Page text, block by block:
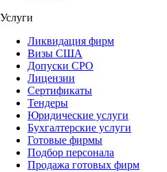
Услуги
Ликвидация фирм
Визы США
Допуски СРО
Лицензии
Сертификаты
Тендеры
Юридические услуги
Бухгалтерские услуги
Готовые фирмы
Подбор персонала
Продажа готовых фирм